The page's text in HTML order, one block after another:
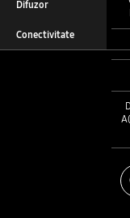
Ghost Runner
Ghostwire:
Difuzor
Conectivitate